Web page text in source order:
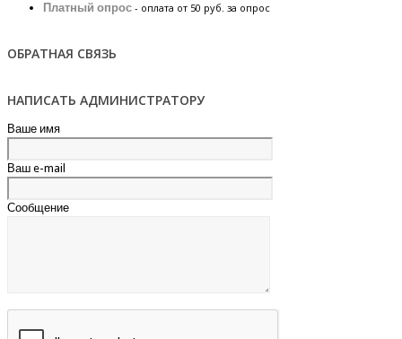
Платный опрос - оплата от 50 руб. за опрос
ОБРАТНАЯ СВЯЗЬ
НАПИСАТЬ АДМИНИСТРАТОРУ
Ваше имя
Ваш e-mail
Сообщение